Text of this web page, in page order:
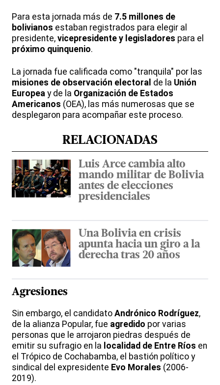
Para esta jornada más de 7.5 millones de
bolivianos estaban registrados para elegir al
presidente, vicepresidente y legisladores para el
próximo quinquenio.
La jornada fue calificada como "tranquila" por las
misiones de observación electoral de la Unión
Europea y de la Organización de Estados
Americanos (OEA), las más numerosas que se
desplegaron para acompañar este proceso.
RELACIONADAS
Luis Arce cambia alto
mando militar de Bolivia
antes de elecciones
presidenciales
Una Bolivia en crisis
apunta hacia un giro a la
derecha tras 20 años
Agresiones
Sin embargo, el candidato Andrónico Rodríguez,
de la alianza Popular, fue agredido por varias
personas que le arrojaron piedras después de
emitir su sufragio en la localidad de Entre Ríos en
el Trópico de Cochabamba, el bastión político y
sindical del expresidente Evo Morales (2006-
2019).